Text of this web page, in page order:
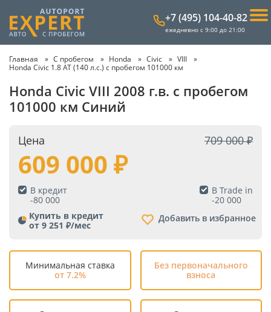
+7 (495) 104-40-82
ежедневно с 9:00 до 21:00
Главная С пробегом Honda Civic
VIII
Honda Civic 1.8 AT (140 л.с.) с пробегом 101000 км
Honda Civic VIII 2008 г.в. с пробегом
101000 км Синий
Цена 709 000
609 000
В кредит
-80 000
В Trade in
-20 000
Купить в кредит
от 9 251 ₽/мес
Добавить в избранное
Минимальная ставка
от 7.2%
Без первоначального
взноса